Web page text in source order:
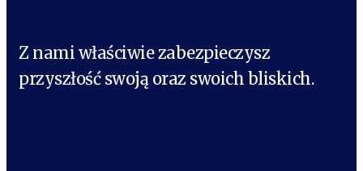
Z nami właściwie zabezpieczysz
przyszłość swoją oraz swoich bliskich.